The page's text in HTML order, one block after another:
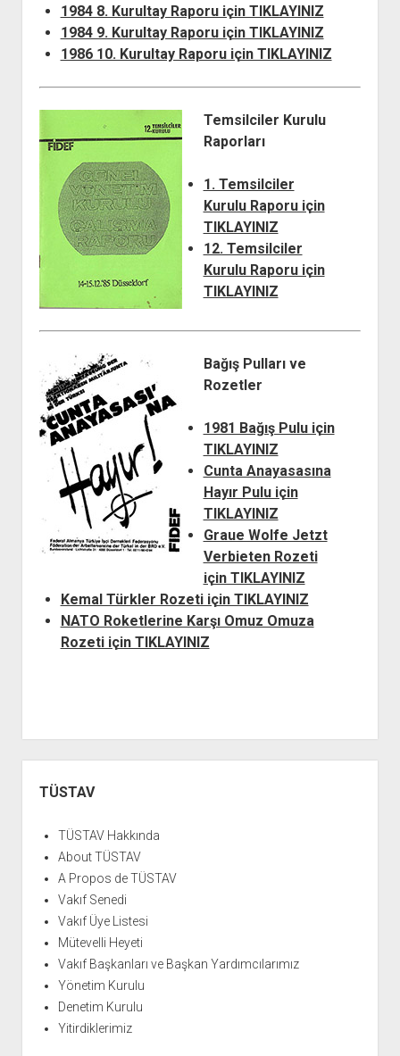
1984 8. Kurultay Raporu için TIKLAYINIZ
1984 9. Kurultay Raporu için TIKLAYINIZ
1986 10. Kurultay Raporu için TIKLAYINIZ
Temsilciler Kurulu
Raporları
1. Temsilciler
Kurulu Raporu için
TIKLAYINIZ
12. Temsilciler
Kurulu Raporu için
TIKLAYINIZ
Bağış Pulları ve
Rozetler
1981 Bağış Pulu için
TIKLAYINIZ
Cunta Anayasasına
Hayır Pulu için
TIKLAYINIZ
Graue Wolfe Jetzt
Verbieten Rozeti
için TIKLAYINIZ
Kemal Türkler Rozeti için TIKLAYINIZ
NATO Roketlerine Karşı Omuz Omuza
Rozeti için TIKLAYINIZ
Menü
TÜSTAV
TÜSTAV Hakkında
About TÜSTAV
A Propos de TÜSTAV
Vakıf Senedi
Vakıf Üye Listesi
Mütevelli Heyeti
Vakıf Başkanları ve Başkan Yardımcılarımız
Yönetim Kurulu
Denetim Kurulu
Yitirdiklerimiz